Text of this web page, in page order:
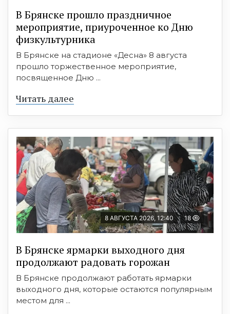
В Брянске прошло праздничное
мероприятие, приуроченное ко Дню
физкультурника
В Брянске на стадионе «Десна» 8 августа
прошло торжественное мероприятие,
посвященное Дню ...
Читать далее
8 АВГУСТА 2026, 12:40 18
В Брянске ярмарки выходного дня
продолжают радовать горожан
В Брянске продолжают работать ярмарки
выходного дня, которые остаются популярным
местом для ...